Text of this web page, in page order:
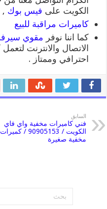
الكويت على فيس بوك ,
كاميرات مراقبة للبيع
كما اننا نوفر مقوي
الاتصال والانترنت
احترافي وممتاز .
السابق
فني كاميرات مخفية واي فاي
الكويت / 90905153 / كميرات
مخفية صغيرة